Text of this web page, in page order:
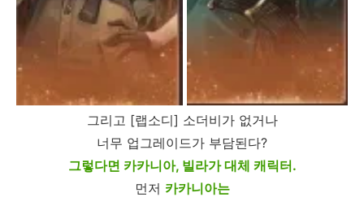
그리고 [랩소디] 소더비가 없거나
너무 업그레이드가 부담된다?
그렇다면 카카니아, 빌라가 대체 캐릭터.
먼저 카카니아는